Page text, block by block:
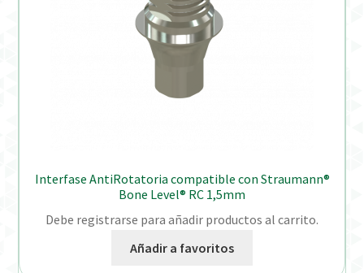
Interfase AntiRotatoria compatible con Straumann®
Bone Level® RC 1,5mm
Debe registrarse para añadir productos al carrito.
Añadir a favoritos